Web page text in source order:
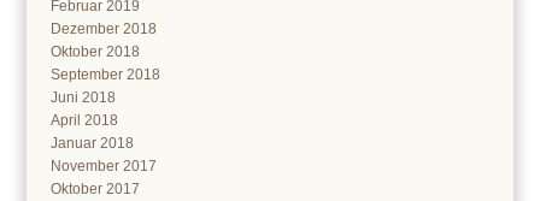
Februar 2019
Dezember 2018
Oktober 2018
September 2018
Juni 2018
April 2018
Januar 2018
November 2017
Oktober 2017